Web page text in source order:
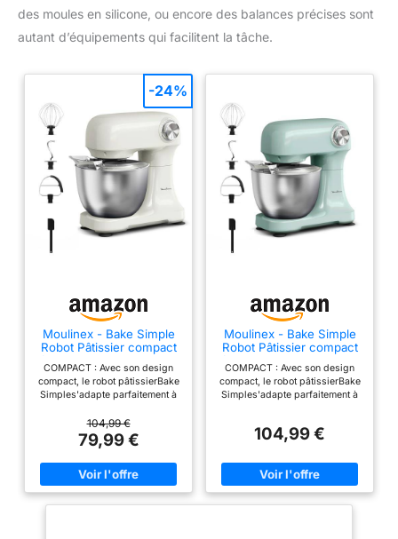
des moules en silicone, ou encore des balances précises sont
autant d’équipements qui facilitent la tâche.
Moulinex - Bake Simple
Robot Pâtissier compact
COMPACT : Avec son design
compact, le robot pâtissierBake
Simples'adapte parfaitement à
sataillen'est pas plus grande
qu'une feuille de papier A4.
FACILE À UTILISER : Un seul
bouton facile à utiliser pour 12
vitesses et une fonction
pulsepour répondre à tous vos
104,99 €
79,99 €
-24%
Moulinex - Bake Simple
Robot Pâtissier compact
COMPACT : Avec son design
compact, le robot pâtissierBake
Simples'adapte parfaitement à
qu'une feuille de papier A4.
bouton facile à utiliser pour 12
vitesses et une fonction
pulsepour répondre à tous vos
104,99 €